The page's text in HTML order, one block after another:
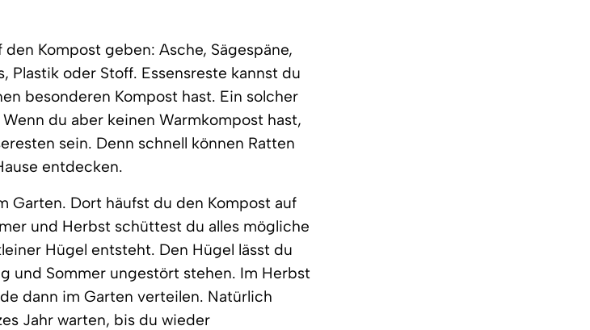
Kompost geben: Asche, Sägespäne,
Plastik oder Stoff. Essensreste kannst du
besonderen Kompost hast. Ein solcher
du aber keinen Warmkompost hast,
sein. Denn schnell können Ratten
entdecken.
Garten. Dort häufst du den Kompost auf
und Herbst schüttest du alles mögliche
Hügel entsteht. Den Hügel lässt du
und Sommer ungestört stehen. Im Herbst
dann im Garten verteilen. Natürlich
Jahr warten, bis du wieder